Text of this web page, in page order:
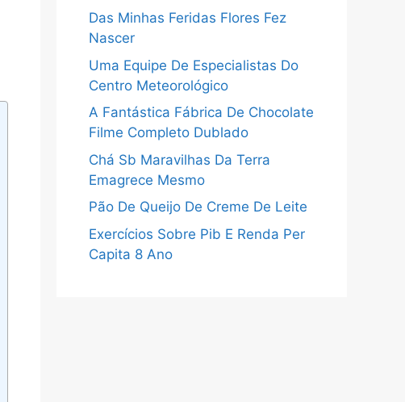
Das Minhas Feridas Flores Fez
Nascer
Uma Equipe De Especialistas Do
Centro Meteorológico
A Fantástica Fábrica De Chocolate
Filme Completo Dublado
Chá Sb Maravilhas Da Terra
Emagrece Mesmo
Pão De Queijo De Creme De Leite
Exercícios Sobre Pib E Renda Per
Capita 8 Ano